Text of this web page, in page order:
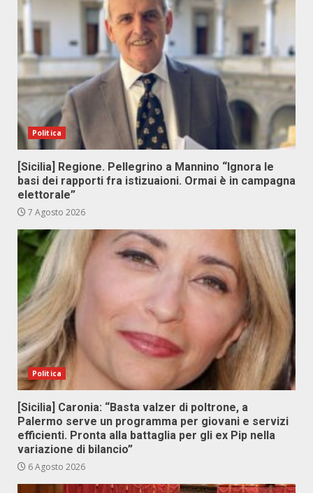
Politica
[Sicilia] Regione. Pellegrino a Mannino “Ignora le
basi dei rapporti fra istizuaioni. Ormai è in campagna
elettorale”
7 Agosto 2026
Politica
[Sicilia] Caronia: “Basta valzer di poltrone, a
Palermo serve un programma per giovani e servizi
efficienti. Pronta alla battaglia per gli ex Pip nella
variazione di bilancio”
6 Agosto 2026